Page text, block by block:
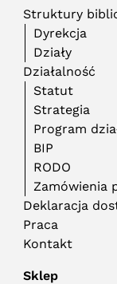
Struktury
Dyrekcja
Działy
Działalność
Statut
Strategia
Program
BIP
RODO
Zamówienia
Deklaracja
Praca
Kontakt
Sklep